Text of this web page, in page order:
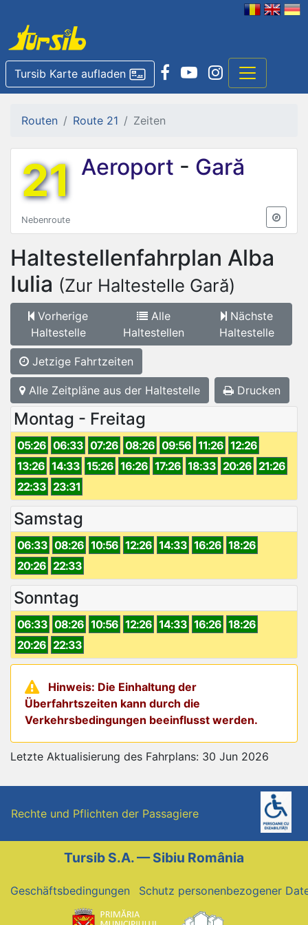
Tursib Karte aufladen
Routen Route 21 Zeiten
21 Aeroport - Gară
Nebenroute
Haltestellenfahrplan Alba
Iulia (Zur Haltestelle Gară)
Vorherige
Haltestelle
Alle
Haltestellen
Nächste
Haltestelle
Jetzige Fahrtzeiten
Alle Zeitpläne aus der Haltestelle Drucken
Montag - Freitag
05:26 06:33 07:26 08:26 09:56 11:26 12:26
13:26 14:33 15:26 16:26 17:26 18:33 20:26 21:26
22:33 23:31
Samstag
06:33 08:26 10:56 12:26 14:33 16:26 18:26
20:26 22:33
Sonntag
06:33 08:26 10:56 12:26 14:33 16:26 18:26
20:26 22:33
Hinweis: Die Einhaltung der
Überfahrtszeiten kann durch die
Verkehrsbedingungen beeinflusst werden.
Letzte Aktualisierung des Fahrplans: 30 Jun 2026
Rechte und Pflichten der Passagiere
Tursib S.A. — Sibiu România
Geschäftsbedingungen Schutz personenbezogener